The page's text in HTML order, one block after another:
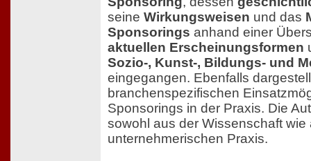
seine Wirkungsweisen und das
Sponsorings anhand einer
aktuellen Erscheinungsformen
Sozio-, Kunst-, Bildungs- und
eingegangen. Ebenfalls
branchenspezifischen
Sponsorings in der Praxis. Die
sowohl aus der Wissenschaft wie
unternehmerischen Praxis.